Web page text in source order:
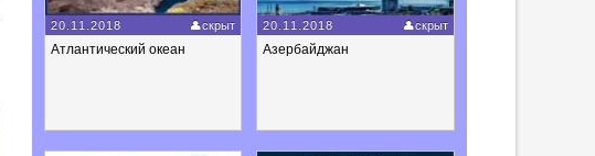
20.11.2018 скрыт
Атлантический океан
20.11.2018 скрыт
Азербайджан